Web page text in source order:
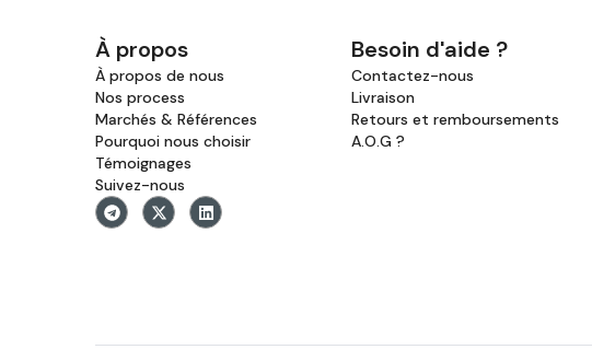
À propos
À propos de nous
Nos process
Marchés & Références
Pourquoi nous choisir
Témoignages
Suivez-nous
Besoin d'aide ?
Contactez-nous
Livraison
Retours et remboursements
A.O.G ?